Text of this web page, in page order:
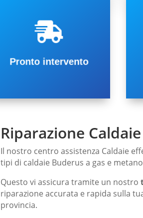

Pronto intervento
Garantiamo
interventi veloci
Pronto intervento ed il prima
possibile dalla chiamata in
Torino e Provincia.
Riparazione
Il nostro centro assistenza Caldaie
tipi di caldaie Buderus a gas e
Questo vi assicura tramite un nostro
riparazione accurata e rapida sulla
provincia.